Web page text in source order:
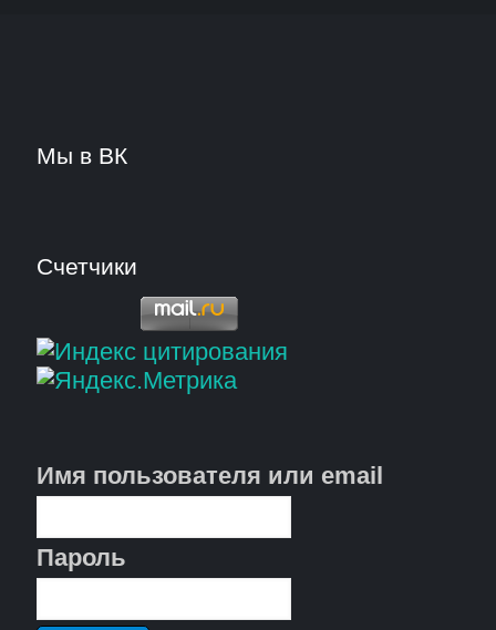
Мы в ВК
Счетчики
Имя пользователя или email
Пароль